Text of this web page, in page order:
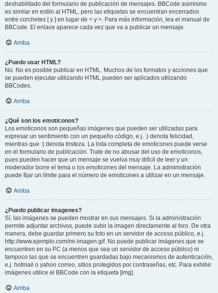
deshabilitado del formulario de publicación de mensajes. BBCode asimismo
es similar en estilo al HTML, pero las etiquetas se encuentran encerrados
entre corchetes [ y ] en lugar de < y >. Para más información, lea el manual de
BBCode. El enlace aparece cada vez que va a publicar un mensaje.
Arriba
¿Puedo usar HTML?
No. No es posible publicar en HTML. Muchos de los formatos y acciones que
se pueden ejecutar utilizando HTML pueden ser aplicados utilizando
BBCodes.
Arriba
¿Qué son los emoticonos?
Los emoticonos son pequeñas imágenes que pueden ser utilizadas para
expresar un sentimiento con un pequeño código, e.j. :) denota felicidad,
mientras que :( denota tristeza. La lista completa de emoticones puede verse
en el formulario de publicación. Trate de no abusar del uso de emoticonos,
pues pueden hacer que un mensaje se vuelva muy difícil de leer y un
moderador borre el tema o los emoticones del mensaje. La administración
puede fijar un límite para el número de emoticones a utilizar en un mensaje.
Arriba
¿Puedo publicar imagenes?
Sí, las imágenes se pueden mostrar en sus mensajes. Si la administración
permite adjuntar archivos, puede subir la imagen directamente al foro. De otra
manera, debe guardar primero su foto en un servidor de acceso público, e.j.
http://www.ejemplo.com/mi-imagen.gif. No puede publicar imágenes que se
encuentren en su PC (a menos que sea un servidor de acceso público) ni
tampoco las que se encuentren guardadas bajo mecanismos de autenticación,
e.j. hotmail o yahoo correo, sitios protegidos por contraseñas, etc. Para exhibir
imágenes utilice el BBCode con la etiqueta [img].
Arriba